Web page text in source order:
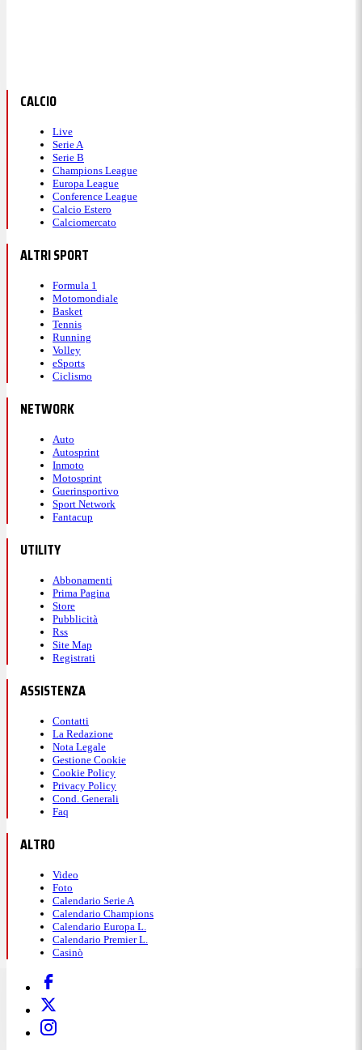
CALCIO
Live
Serie A
Serie B
Champions League
Europa League
Conference League
Calcio Estero
Calciomercato
ALTRI SPORT
Formula 1
Motomondiale
Basket
Tennis
Running
Volley
eSports
Ciclismo
NETWORK
Auto
Autosprint
Inmoto
Motosprint
Guerinsportivo
Sport Network
Fantacup
UTILITY
Abbonamenti
Prima Pagina
Store
Pubblicità
Rss
Site Map
Registrati
ASSISTENZA
Contatti
La Redazione
Nota Legale
Gestione Cookie
Cookie Policy
Privacy Policy
Cond. Generali
Faq
ALTRO
Video
Foto
Calendario Serie A
Calendario Champions
Calendario Europa L.
Calendario Premier L.
Casinò